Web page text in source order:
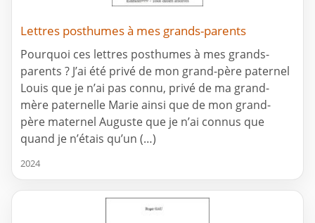
Lettres posthumes à mes grands-parents
Pourquoi ces lettres posthumes à mes grands-
parents ? J’ai été privé de mon grand-père paternel
Louis que je n’ai pas connu, privé de ma grand-
mère paternelle Marie ainsi que de mon grand-
père maternel Auguste que je n’ai connus que
quand je n’étais qu’un (…)
2024